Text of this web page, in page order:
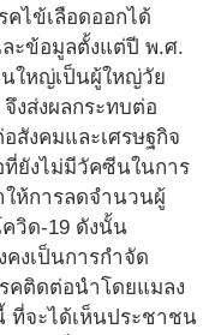
คไข้เลือดออกได้
ะข้อมูลตั้งแต่ปี พ.ศ.
ใหญ่เป็นผู้ใหญ่วัย
งส่งผลกระทบต่อ
สังคมและเศรษฐกิจ
ที่ยังไม่มีวัคซีนในการ
ให้การลดจำนวนผู้
ควิด-19 ดังนั้น
งเป็นการกำจัด
คติดต่อนำโดยแมลง
ที่จะได้เห็นประชาชน